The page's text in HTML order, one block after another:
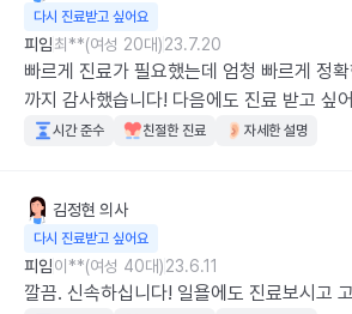
다시 진료받고 싶어요
피임최**(여성 20대)23.7.20
빠르게 진료가 필요했는데 엄청 빠르게 정
까지 감사했습니다! 다음에도 진료 받고 싶
시간 준수 친절한 진료 자세한 설명
김정현 의사
다시 진료받고 싶어요
피임이**(여성 40대)23.6.11
깔끔. 신속하십니다! 일욜에도 진료보시고